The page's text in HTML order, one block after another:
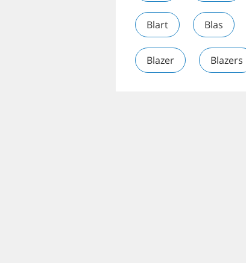
Blart Blas
Blazer Blazers